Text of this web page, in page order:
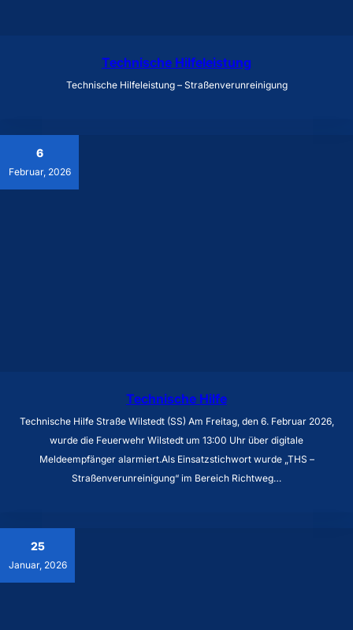
Technische Hilfeleistung
Technische Hilfeleistung – Straßenverunreinigung
6
Februar, 2026
Technische Hilfe
Technische Hilfe Straße Wilstedt (SS) Am Freitag, den 6. Februar 2026,
wurde die Feuerwehr Wilstedt um 13:00 Uhr über digitale
Meldeempfänger alarmiert.Als Einsatzstichwort wurde „THS –
Straßenverunreinigung“ im Bereich Richtweg…
25
Januar, 2026